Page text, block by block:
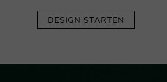
DESIGN STARTEN